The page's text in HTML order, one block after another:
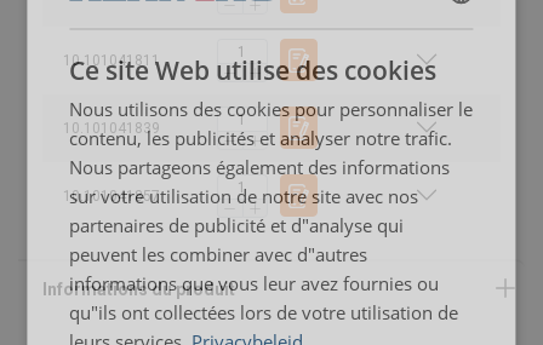
10.101041811
10.101041839
10.101041857
Matériau:
Finition:
ENGLISH TRANSLATION
FRENCH
Ce site Web utilise des cookies
Nous utilisons des cookies pour personnaliser le
contenu, les publicités et analyser notre trafic.
Nous partageons également des informations
sur votre utilisation de notre site avec nos
partenaires de publicité et d"analyse qui
peuvent les combiner avec d"autres
informations que vous leur avez fournies ou
qu"ils ont collectées lors de votre utilisation de
leurs services. Privacybeleid